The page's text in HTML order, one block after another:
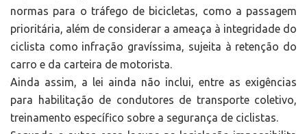
normas para o tráfego de bicicletas, como a passagem
prioritária, além de considerar a ameaça à integridade do
ciclista como infração gravíssima, sujeita à retenção do
carro e da carteira de motorista.
Ainda assim, a lei ainda não inclui, entre as exigências
para habilitação de condutores de transporte coletivo,
treinamento específico sobre a segurança de ciclistas.